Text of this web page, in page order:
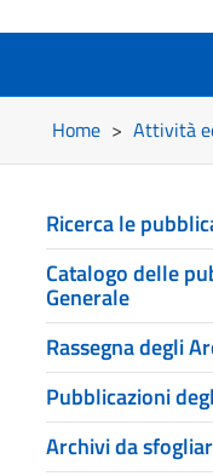
Home > Attività
Ricerca le
Catalogo delle
Generale
Rassegna degli
Pubblicazioni
Archivi da